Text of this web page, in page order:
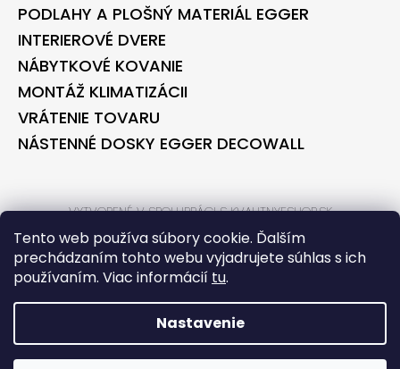
Tento web používa súbory cookie. Ďalším
prechádzaním tohto webu vyjadrujete súhlas s ich
používaním. Viac informácií tu.
Nastavenie
PODLAHY A PLOŠNÝ MATERIÁL EGGER
INTERIEROVÉ DVERE
NÁBYTKOVÉ KOVANIE
MONTÁŽ KLIMATIZÁCII
VRÁTENIE TOVARU
NÁSTENNÉ DOSKY EGGER DECOWALL
VYTVORENÉ V SPOLUPRÁCI S KVALITNYESHOP.SK
VYTVORENÉ V SPOLUPRÁCI S BONTEC.SK
VYTVORIL SHOPTET
BONTECSHOP. VŠETKY PRÁVA VYHRADENÉ.